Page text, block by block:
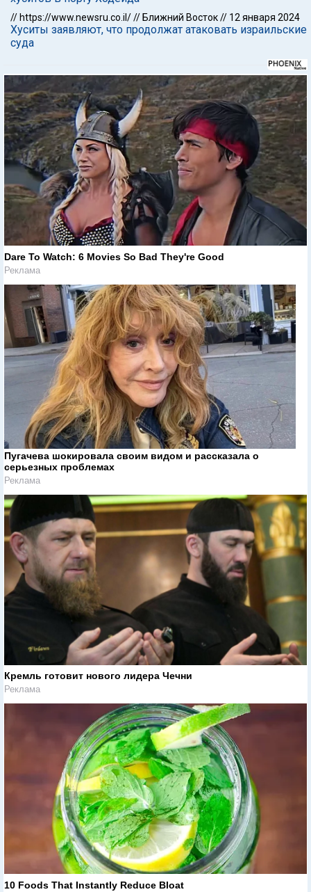
// https://www.newsru.co.il/// Ближний Восток// 12 января 2024
Хуситы заявляют, что продолжат атаковать израильские
суда
Dare To Watch: 6 Movies So Bad They're Good
Реклама
Пугачева шокировала своим видом и рассказала о
серьезных проблемах
Реклама
Кремль готовит нового лидера Чечни
Реклама
10 Foods That Instantly Reduce Bloat